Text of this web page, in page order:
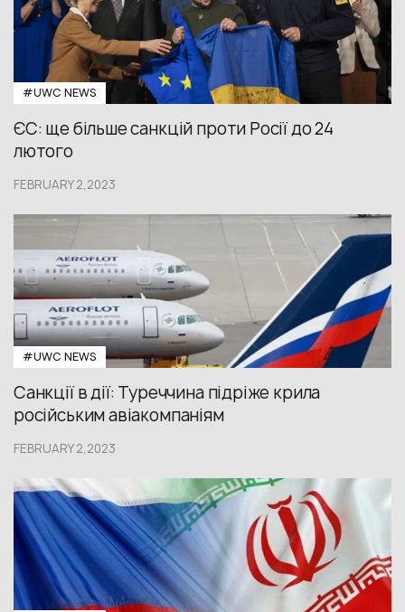
#UWС NEWS
ЄС: ще більше санкцій проти Росії до 24
лютого
FEBRUARY 2,2023
#UWС NEWS
Санкції в дії: Туреччина підріже крила
російським авіакомпаніям
FEBRUARY 2,2023